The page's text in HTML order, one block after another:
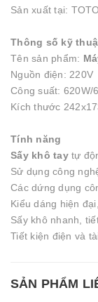
Sản xuất tại:
Thông số kỹ
Tên sản phẩm:
Nguồn điện: 220V
Công suất: 620W/
Kích thước
Tính năng
Sấy khô taytự
Sử dụng công
Các dứng dụng
Kiểu dáng hiện
Sấy khô nhanh,
Tiết kiện điện và
SẢN PHẨM